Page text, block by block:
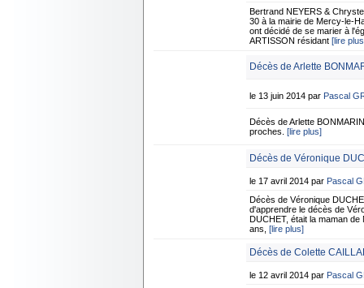
Bertrand NEYERS &
30 à la mairie de Mercy-le-
ont décidé de se marier à
ARTISSON résidant [lire
Décès de Arlette
le 13 juin 2014 par Pascal
Décès de Arlette
proches. [lire plus]
Décès de Véronique
le 17 avril 2014 par Pascal
Décès de Véronique
d'apprendre le décès de
DUCHET, était la maman
ans, [lire plus]
Décès de Colette
le 12 avril 2014 par Pascal